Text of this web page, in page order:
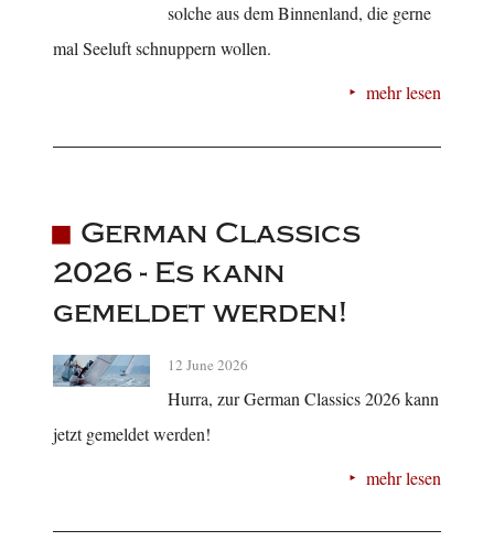
solche aus dem Binnenland, die gerne
mal Seeluft schnuppern wollen.
mehr lesen
German Classics
2026 - Es kann
gemeldet werden!
12 June 2026
Hurra, zur German Classics 2026 kann
jetzt gemeldet werden!
mehr lesen